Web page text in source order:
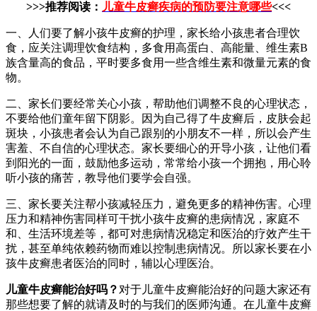
>>>推荐阅读： 儿童牛皮癣疾病的预防要注意哪些<<<
一、人们要了解小孩牛皮癣的护理，家长给小孩患者合理饮
食，应关注调理饮食结构，多食用高蛋白、高能量、维生素B
族含量高的食品，平时要多食用一些含维生素和微量元素的食
物。
二、家长们要经常关心小孩，帮助他们调整不良的心理状态，
不要给他们童年留下阴影。因为自己得了牛皮癣后，皮肤会起
斑块，小孩患者会认为自己跟别的小朋友不一样，所以会产生
害羞、不自信的心理状态。家长要细心的开导小孩，让他们看
到阳光的一面，鼓励他多运动，常常给小孩一个拥抱，用心聆
听小孩的痛苦，教导他们要学会自强。
三、家长要关注帮小孩减轻压力，避免更多的精神伤害。心理
压力和精神伤害同样可干扰小孩牛皮癣的患病情况，家庭不
和、生活环境差等，都可对患病情况稳定和医治的疗效产生干
扰，甚至单纯依赖药物而难以控制患病情况。所以家长要在小
孩牛皮癣患者医治的同时，辅以心理医治。
儿童牛皮癣能治好吗？ 对于儿童牛皮癣能治好的问题大家还有
那些想要了解的就请及时的与我们的医师沟通。在儿童牛皮癣